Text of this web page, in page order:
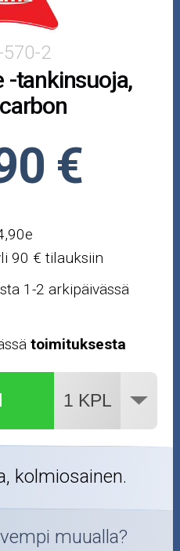
570-2
-tankinsuoja,
€
90 € tilauksiin
1-2 arkipäivässä
toimituksesta
kolmiosainen.
muualla?